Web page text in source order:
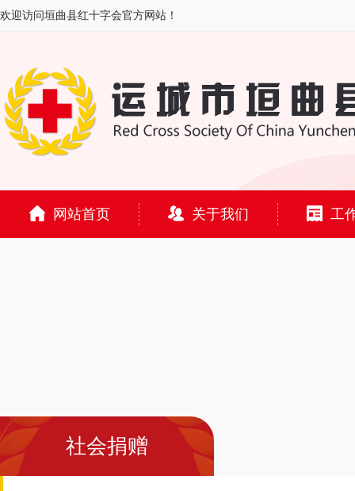
欢迎访问垣曲县红十字会官方网站！
网站首页 关于我们 工
社会捐赠